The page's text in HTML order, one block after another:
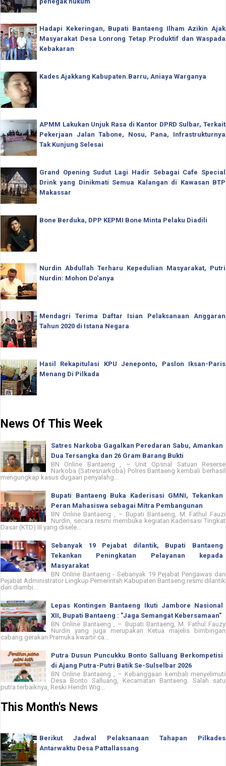
Hadapi Kekeringan, Bupati Bantaeng Ilham Azikin Ajak
Masyarakat Desa Lonrong Tetap Produktif dan Waspada
Kebakaran
Kades Ajakkang Kabupaten.Barru, Aniaya Warganya
APMM Lakukan Unjuk Rasa di Kantor DPRD Sulbar, Terkait
Pekerjaan Jalan Tabone, Nosu, Pana, Infrastrukturnya
Tak Kunjung Selesai
Grand Opening Sudut Lagi Hadir Sebagai Cafe Special
Drink yang Dinikmati Semua Kalangan di Kawasan BTP
Makassar
Bone Berduka, DPP KEPMI Bone Minta Pelaku Diadili
Nurdin Abdullah Terharu Kepedulian Masyarakat, Putri
Nurdin: Mohon Do'anya
Mendagri Terima Daftar Isian Pelaksanaan Anggaran
Tahun 2020 di Istana Negara
Hasil Rekapitulasi KPU Jeneponto, Paslon Iksan-Paris
Menang Di Pilkada
News Of This Week
Satres Narkoba Gagalkan Peredaran Sabu, Amankan
Dua Tersangka dan 26 Gram Barang Bukti
BN Online Bantaeng , – Unit Opsnal Satuan Reserse
Narkoba (Satresnarkoba) Polres Bantaeng kembali berhasil
mengungkap kasus dugaan penyalahg...
Bupati Bantaeng Buka Kaderisasi GMNI, Tekankan
Peran Mahasiswa sebagai Mitra Pembangunan
BN Online Bantaeng , – Bupati Bantaeng, M. Fathul Fauzi
Nurdin, secara resmi membuka kegiatan Kaderisasi Tingkat
Dasar (KTD) III yang disele...
Sebanyak 19 Pejabat dilantik, Bupati Bantaeng
Tekankan Peningkatan Pelayanan kepada
Masyarakat
BN Online Bantaeng - Sebanyak 19 Pejabat Pengawas dan
Pejabat Administrator Lingkup Pemerintah Kabupaten Bantaeng resmi dilantik
dan diambi...
Lepas Kontingen Bantaeng Ikuti Jambore Nasional
XII, Bupati Bantaeng : "Jaga Semangat Kebersamaan"
BN Online Bantaeng , – Bupati Bantaeng, M. Fathul Fauzy
Nurdin yang juga merupakan Ketua majelis bimbingan
cabang gerakan Pramuka kwartir ca...
Putra Dusun Puncukku Bonto Salluang Berkompetisi
di Ajang Putra-Putri Batik Se-Sulselbar 2026
BN Online Bantaeng , – Kebanggaan kembali menyelimuti
Desa Bonto Salluang, Kecamatan Bantaeng. Salah satu
putra terbaiknya, Reski Hendri Wig...
This Month's News
Berikut Jadwal Pelaksanaan Tahapan Pilkades
Antarwaktu Desa Pattallassang